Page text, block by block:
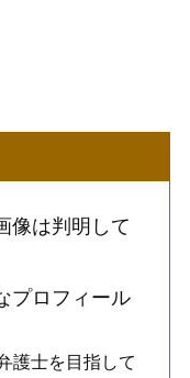
像は判明して
プロフィール
護士を目指して